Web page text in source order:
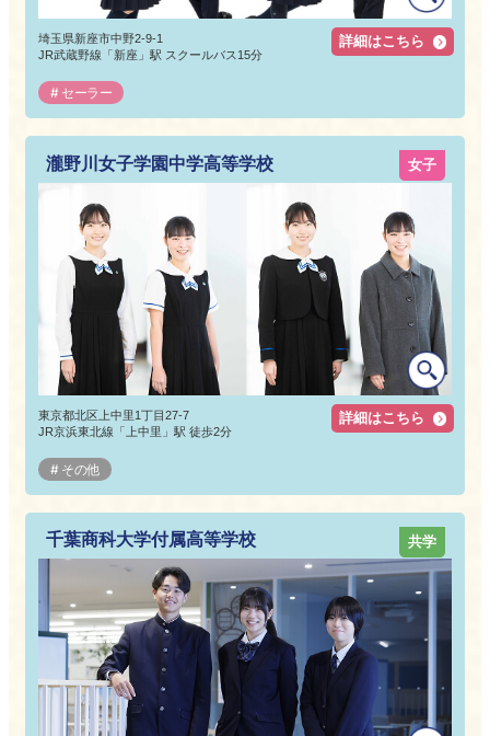
埼玉県新座市中野2-9-1
JR武蔵野線「新座」駅 スクールバス15分
セーラー
詳細はこちら
瀧野川女子学園中学高等学校
東京都北区上中里1丁目27-7
JR京浜東北線「上中里」駅 徒歩2分
その他
女子
詳細はこちら
千葉商科大学付属高等学校 共学